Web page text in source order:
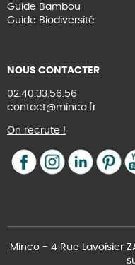
Guide Bambou
Guide Biodiversité
NOUS CONTACTER
02.40.33.56.56
contact@minco.fr
On recrute !
Minco - 4 Rue Lavoisier